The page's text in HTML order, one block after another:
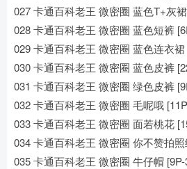
027 卡通百科老王 微密圈 蓝色T+灰
028 卡通百科老王 微密圈 蓝色短裤
029 卡通百科老王 微密圈 蓝色连衣
030 卡通百科老王 微密圈 蓝色皮裤
031 卡通百科老王 微密圈 绿色皮裤
032 卡通百科老王 微密圈 毛呢哦
033 卡通百科老王 微密圈 面若桃花
034 卡通百科老王 微密圈 你不赞拍
035 卡通百科老王 微密圈 牛仔帽